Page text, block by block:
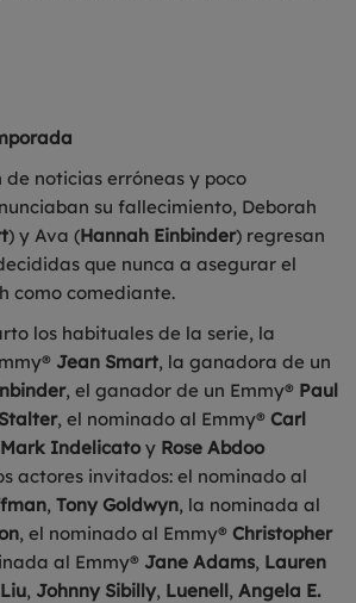
de noticias erróneas y poco
su fallecimiento, Deborah
) y Ava (Hannah Einbinder) regresan
que nunca a asegurar el
como comediante.
los habituales de la serie, la
Jean Smart, la ganadora de un
, el ganador de un Emmy® Paul
, el nominado al Emmy® Carl
Mark Indelicato y Rose Abdoo
actores invitados: el nominado al
, Tony Goldwyn, la nominada al
, el nominado al Emmy® Christopher
al Emmy® Jane Adams, Lauren
, Johnny Sibilly, Luenell, Angela E.